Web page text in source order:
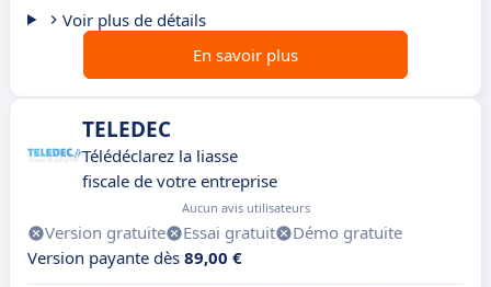
Voir plus de détails
En savoir plus
TELEDEC
Télédéclarez la liasse
fiscale de votre entreprise
Aucun avis utilisateurs
Version gratuite Essai gratuit
Démo gratuite
Version payante dès 89,00 €